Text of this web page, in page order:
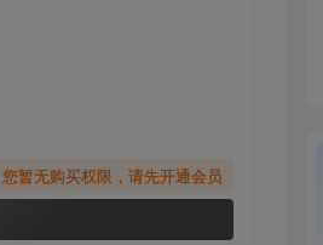
您暂无购买权限，请先开通会员